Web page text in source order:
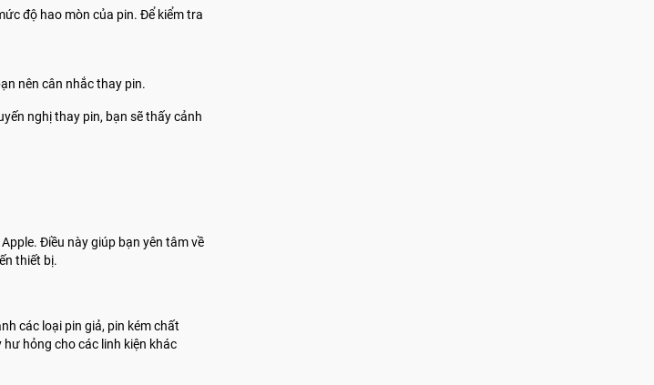
độ hao mòn của pin. Để kiểm tra
nên cân nhắc thay pin.
nghị thay pin, bạn sẽ thấy cảnh
Điều này giúp bạn yên tâm về
thiết bị.
các loại pin giả, pin kém chất
hỏng cho các linh kiện khác